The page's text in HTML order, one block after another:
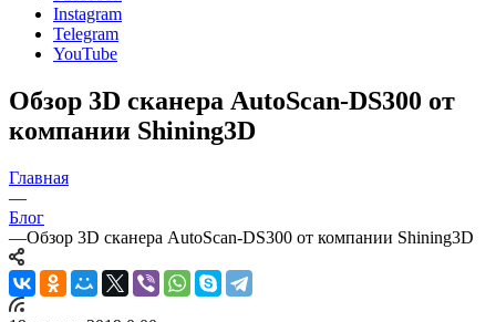
Instagram
Telegram
YouTube
Обзор 3D сканера AutoScan-DS300 от
компании Shining3D
Главная
—
Блог
—Обзор 3D сканера AutoScan-DS300 от компании Shining3D